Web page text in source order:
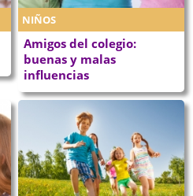
NIÑOS
Amigos del colegio:
buenas y malas
influencias